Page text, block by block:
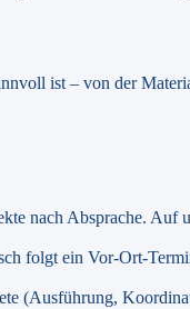
ist – von der
nach Absprache. Auf
folgt ein Vor-Ort-
(Ausführung,